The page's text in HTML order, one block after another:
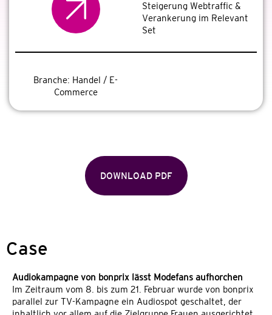
Steigerung Webtraffic &
Verankerung im Relevant
Set
Branche: Handel / E-
Commerce
DOWNLOAD PDF
Case
Audiokampagne von bonprix lässt Modefans aufhorchen
Im Zeitraum vom 8. bis zum 21. Februar wurde von bonprix
parallel zur TV-Kampagne ein Audiospot geschaltet, der